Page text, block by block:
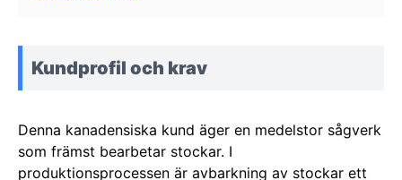
Kundprofil och krav
Denna kanadensiska kund äger en medelstor sågverk
som främst bearbetar stockar. I
produktionsprocessen är avbarkning av stockar ett